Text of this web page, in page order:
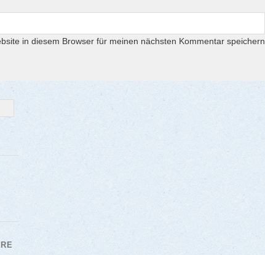
in diesem Browser für meinen nächsten Kommentar speichern.